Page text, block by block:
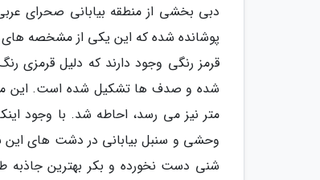
دبی بخشی از منطقه بیابانی صحرای
پوشانده شده که این یکی از مشخصه
قرمز رنگی وجود دارند که دلیل
متر نیز می رسد، احاطه شد. با وجود
شنی دست نخورده و بکر بهترین جاذبه